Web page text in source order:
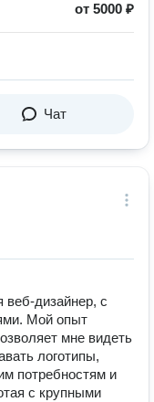
от 5000 ₽
Чат
дизайнер, с
Мой опыт
мне видеть
логотипы,
потребностям и
с крупными